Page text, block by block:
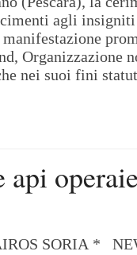
agli
Organizzazione
nei suoi fini
api
SORIA *